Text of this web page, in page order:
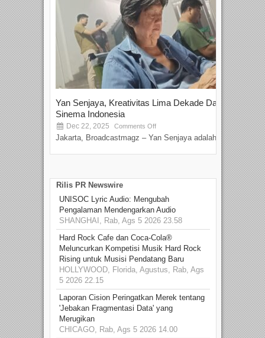
Yan Senjaya, Kreativitas Lima Dekade Dalam
Sinema Indonesia
Dec 22, 2025 Comments Off
Jakarta, Broadcastmagz – Yan Senjaya adalah...
Rilis PR Newswire
UNISOC Lyric Audio: Mengubah
Pengalaman Mendengarkan Audio
SHANGHAI, Rab, Ags 5 2026 23.58
Hard Rock Cafe dan Coca-Cola®
Meluncurkan Kompetisi Musik Hard Rock
Rising untuk Musisi Pendatang Baru
HOLLYWOOD, Florida, Agustus, Rab, Ags
5 2026 22.15
Laporan Cision Peringatkan Merek tentang
'Jebakan Fragmentasi Data' yang
Merugikan
CHICAGO, Rab, Ags 5 2026 14.00